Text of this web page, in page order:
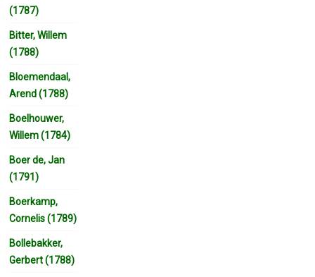
(1787)
Bitter, Willem
(1788)
Bloemendaal,
Arend (1788)
Boelhouwer,
Willem (1784)
Boer de, Jan
(1791)
Boerkamp,
Cornelis (1789)
Bollebakker,
Gerbert (1788)